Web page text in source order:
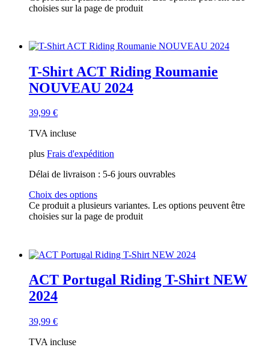
choisies sur la page de produit
T-Shirt ACT Riding Roumanie
NOUVEAU 2024
39,99 €
TVA incluse
plus Frais d'expédition
Délai de livraison : 5-6 jours ouvrables
Choix des options
Ce produit a plusieurs variantes. Les options peuvent être
choisies sur la page de produit
ACT Portugal Riding T-Shirt NEW
2024
39,99 €
TVA incluse